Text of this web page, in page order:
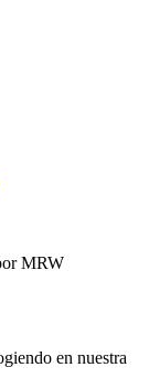
MRW
en nuestra